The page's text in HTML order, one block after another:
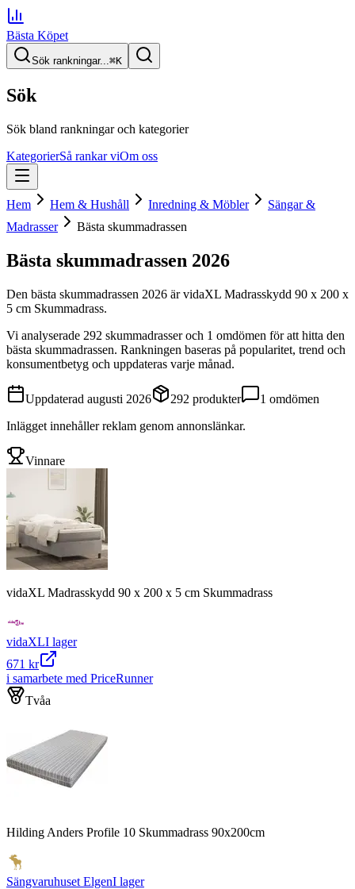
Bästa Köpet
Sök rankningar...⌘K
Sök
Sök bland rankningar och kategorier
KategorierSå rankar viOm oss
Hem Hem & Hushåll Inredning & Möbler
Sängar &
Madrasser
Bästa skummadrassen
Bästa skummadrassen 2026
Den bästa skummadrassen 2026 ärvidaXL Madrasskydd 90 x 200 x
5 cm Skummadrass.
Vi analyserade 292 skummadrasseroch 1 omdömen för att hitta den
bästa skummadrassen. Rankningen baseras på popularitet, trend och
konsumentbetyg och uppdateras varje månad.
Uppdaterad augusti 2026 292 produkter 1 omdömen
Inlägget innehåller reklam genom annonslänkar.
Vinnare
vidaXL Madrasskydd 90 x 200 x 5 cm Skummadrass
vidaXLI lager
671 kr
i samarbete med PriceRunner
Tvåa
Hilding Anders Profile 10 Skummadrass 90x200cm
Sängvaruhuset ElgenI lager